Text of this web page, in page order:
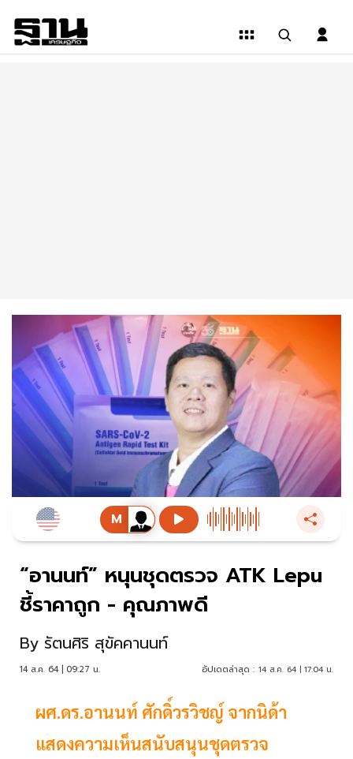
“อานนท์” หนุนชุดตรวจ ATK Lepu
ชี้ราคาถูก - คุณภาพดี
By รัตนศิริ สุขัคคานนท์
14 ส.ค. 64 | 09:27 น. อัปเดตล่าสุด : 14 ส.ค. 64 | 17:04 น.
ผศ.ดร.อานนท์ ศักดิ์วรวิชญ์ จากนิด้า
แสดงความเห็นสนับสนุนชุดตรวจ